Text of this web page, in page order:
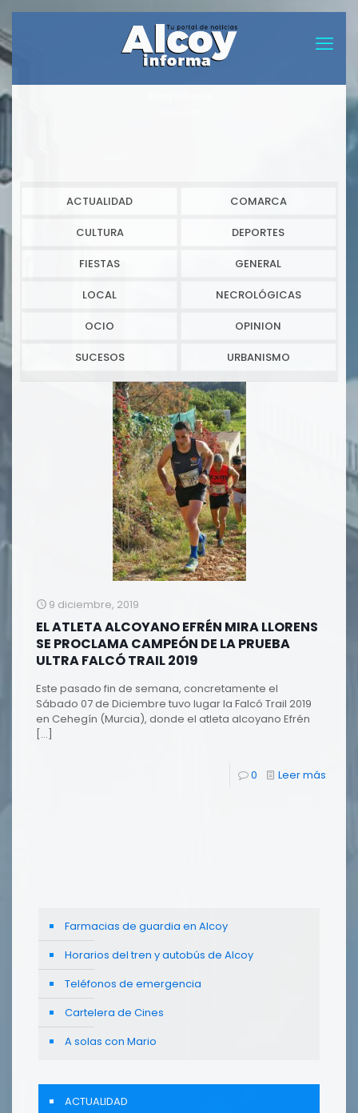
ACTUALIDAD COMARCA
CULTURA DEPORTES
FIESTAS GENERAL
LOCAL NECROLÓGICAS
OCIO OPINION
SUCESOS URBANISMO
9 diciembre, 2019
EL ATLETA ALCOYANO EFRÉN MIRA LLORENS
SE PROCLAMA CAMPEÓN DE LA PRUEBA
ULTRA FALCÓ TRAIL 2019
Este pasado fin de semana, concretamente el
Sábado 07 de Diciembre tuvo lugar la Falcó Trail 2019
en Cehegín (Murcia), donde el atleta alcoyano Efrén
[…]
0 Leer más
Farmacias de guardia en Alcoy
Horarios del tren y autobús de Alcoy
Teléfonos de emergencia
Cartelera de Cines
A solas con Mario
ACTUALIDAD